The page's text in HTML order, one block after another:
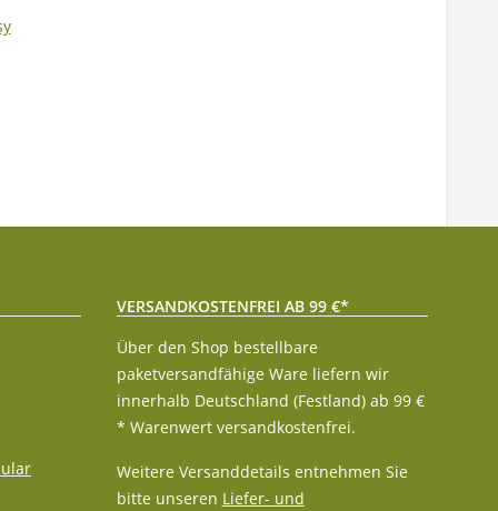
VERSANDKOSTENFREI AB 99 €*
Über den Shop bestellbare
paketversandfähige Ware liefern wir
innerhalb Deutschland (Festland) ab 99 €
* Warenwert versandkostenfrei.
Weitere Versanddetails entnehmen Sie
bitte unseren Liefer- und